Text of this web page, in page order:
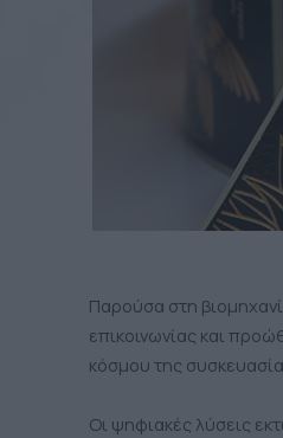
Παρούσα στη
επικοινωνίας και
κόσμου της
Οι ψηφιακές λύσεις